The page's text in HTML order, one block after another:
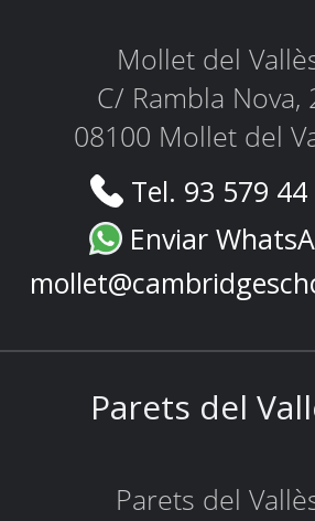
Mollet del
C/ Rambla Nova,
08100 Mollet del
Tel. 93 579
Enviar
Parets del
Parets del